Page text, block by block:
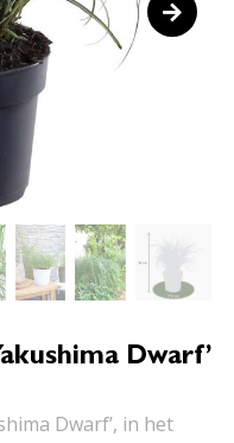
Dwarf’
Dwarf’, in het